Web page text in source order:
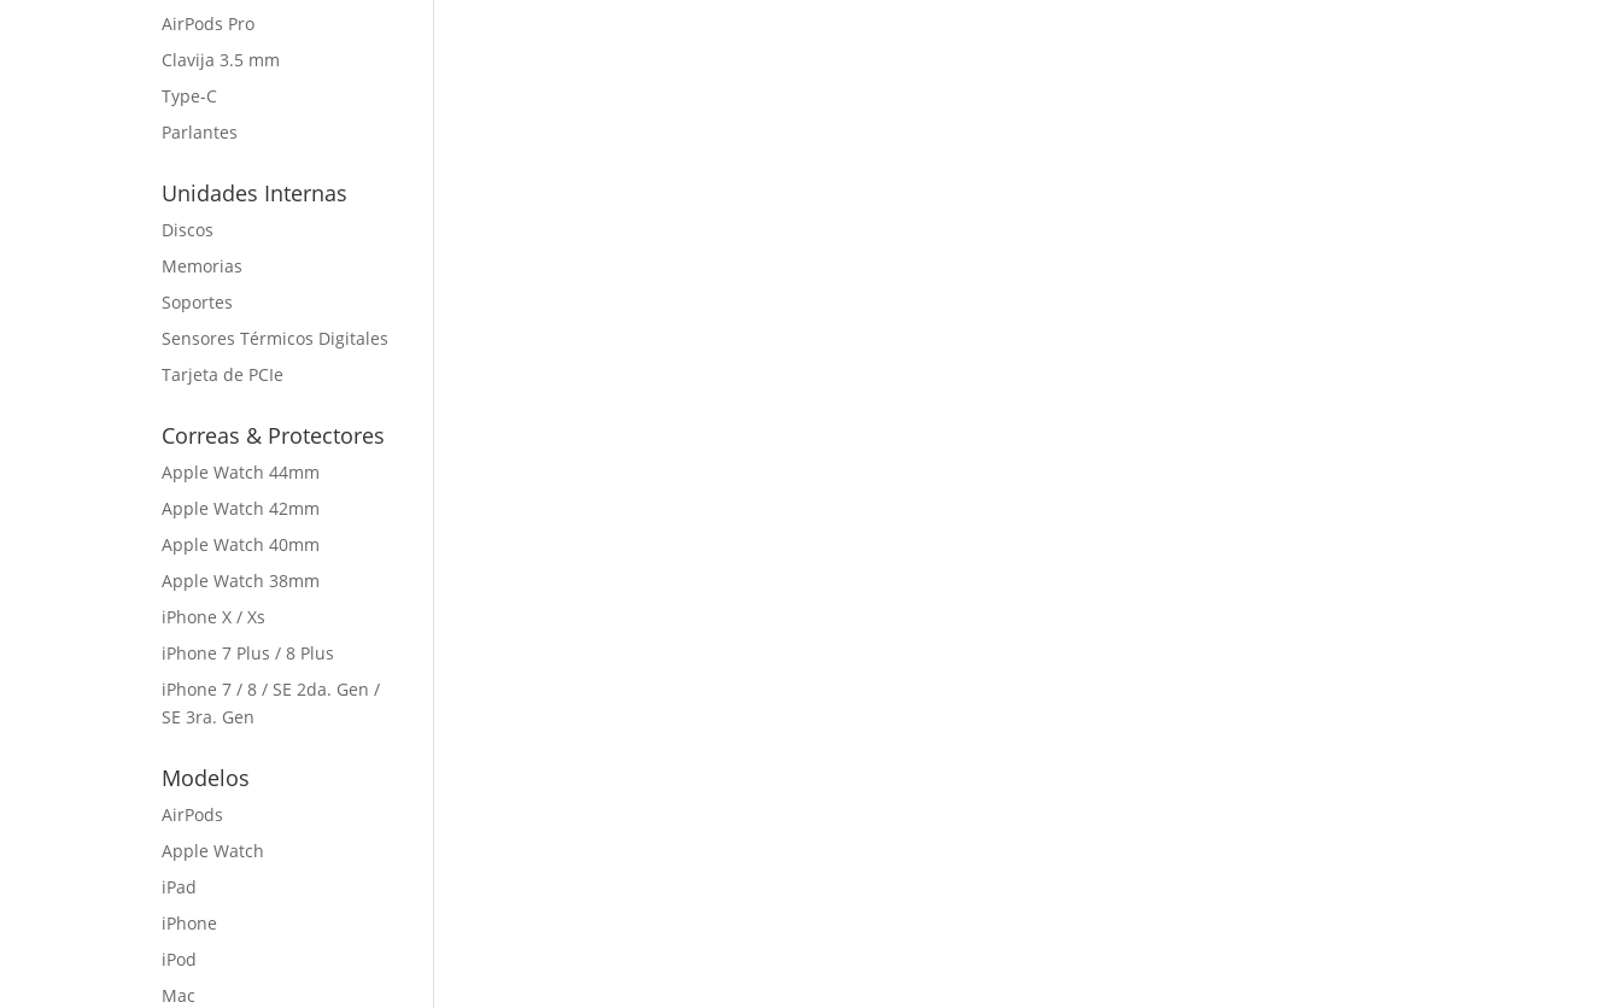
AirPods Pro
Clavija 3.5 mm
Type-C
Parlantes
Unidades Internas
Discos
Memorias
Soportes
Sensores Térmicos Digitales
Tarjeta de PCIe
Correas & Protectores
Apple Watch 44mm
Apple Watch 42mm
Apple Watch 40mm
Apple Watch 38mm
iPhone X / Xs
iPhone 7 Plus / 8 Plus
iPhone 7 / 8 / SE 2da. Gen /
SE 3ra. Gen
Modelos
AirPods
Apple Watch
iPad
iPhone
iPod
Mac